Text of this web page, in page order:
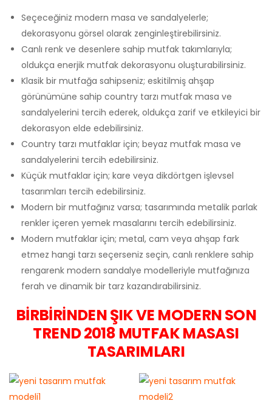
Seçeceğiniz modern masa ve sandalyelerle;
dekorasyonu görsel olarak zenginleştirebilirsiniz.
Canlı renk ve desenlere sahip mutfak takımlarıyla;
oldukça enerjik mutfak dekorasyonu oluşturabilirsiniz.
Klasik bir mutfağa sahipseniz; eskitilmiş ahşap
görünümüne sahip country tarzı mutfak masa ve
sandalyelerini tercih ederek, oldukça zarif ve etkileyici bir
dekorasyon elde edebilirsiniz.
Country tarzı mutfaklar için; beyaz mutfak masa ve
sandalyelerini tercih edebilirsiniz.
Küçük mutfaklar için; kare veya dikdörtgen işlevsel
tasarımları tercih edebilirsiniz.
Modern bir mutfağınız varsa; tasarımında metalik parlak
renkler içeren yemek masalarını tercih edebilirsiniz.
Modern mutfaklar için; metal, cam veya ahşap fark
etmez hangi tarzı seçerseniz seçin, canlı renklere sahip
rengarenk modern sandalye modelleriyle mutfağınıza
ferah ve dinamik bir tarz kazandırabilirsiniz.
BİRBİRİNDEN ŞIK VE MODERN SON
TREND 2018 MUTFAK MASASI
TASARIMLARI